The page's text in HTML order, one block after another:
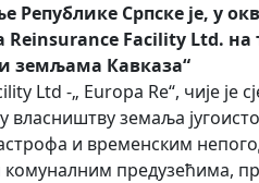
Републике Српске је, у
Reinsurance Facility Ltd.
и земљама Кавказа“
Ltd -„ Europa Re“, чије је
власништву земаља
и временским
предузећима,